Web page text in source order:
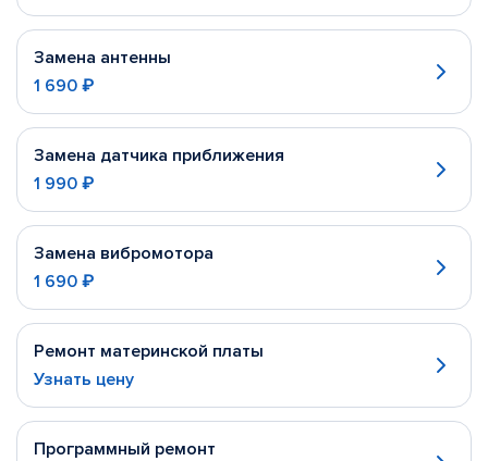
Замена антенны
1 690 ₽
Замена датчика приближения
1 990 ₽
Замена вибромотора
1 690 ₽
Ремонт материнской платы
Узнать цену
Программный ремонт